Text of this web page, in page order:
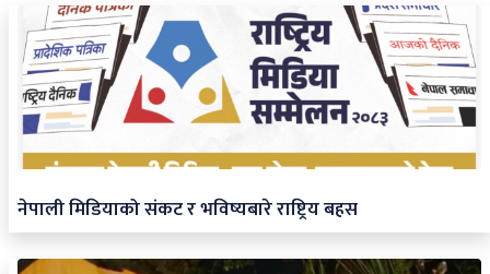
नेपाली मिडियाको संकट र भविष्यबारे राष्ट्रिय बहस